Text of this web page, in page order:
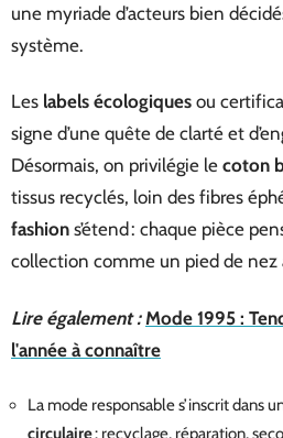
une myriade d’acteurs bien
système.
Les labels écologiques ou
signe d’une quête de clarté et
Désormais, on privilégie le coton
tissus recyclés, loin des fibres
fashion s’étend : chaque pièce
collection comme un pied de nez
Lire également : Mode 1995 :
l'année à connaître
La mode responsable s’inscrit dans
circulaire: recyclage, réparation,